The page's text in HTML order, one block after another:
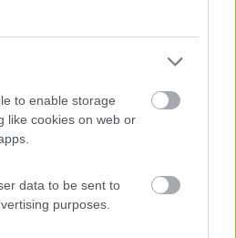
to enable storage
like cookies on web or
data to be sent to
purposes.
l'M76 con singoli gemelli e l'M79 con
...
in considerazione per quella